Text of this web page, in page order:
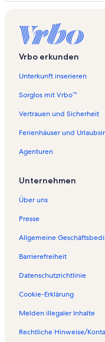
d
e
d
e
f
l
e
d
S
e
i
e
f
n
e
:
e
i
Vrbo erkunden
Unterkunft inserieren
Sorglos mit Vrbo™
Vertrauen und Sicherheit
Ferienhäuser und
Agenturen
Unternehmen
Über uns
Presse
Allgemeine
Barrierefreiheit
Datenschutzrichtlinie
Cookie-Erklärung
Melden illegaler Inhalte
Rechtliche Hinweise/